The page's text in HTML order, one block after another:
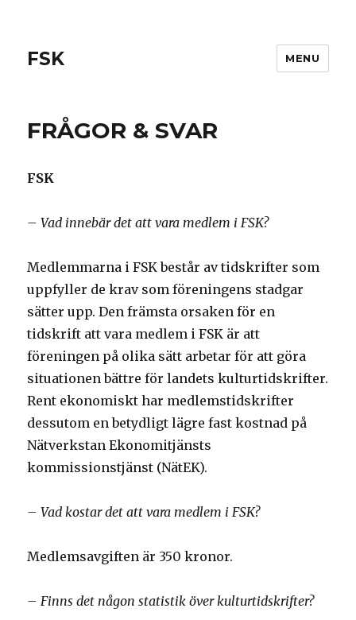
FSK MENU
FRÅGOR & SVAR
FSK
– Vad innebär det att vara medlem i FSK?
Medlemmarna i FSK består av tidskrifter som
uppfyller de krav som föreningens stadgar
sätter upp. Den främsta orsaken för en
tidskrift att vara medlem i FSK är att
föreningen på olika sätt arbetar för att göra
situationen bättre för landets kulturtidskrifter.
Rent ekonomiskt har medlemstidskrifter
dessutom en betydligt lägre fast kostnad på
Nätverkstan Ekonomitjänsts
kommissionstjänst (NätEK).
– Vad kostar det att vara medlem i FSK?
Medlemsavgiften är 350 kronor.
– Finns det någon statistik över kulturtidskrifter?